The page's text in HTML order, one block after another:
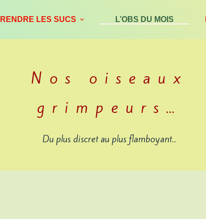
LES SUCS L’OBS DU MOIS
Nos oiseaux
grimpeurs…
Du plus discret au plus flamboyant...